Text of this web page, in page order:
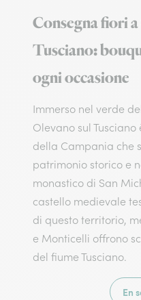
Consegna fiori
Tusciano:
ogni occasione
Immerso nel verde
Olevano sul
della Campania che
patrimonio storico e
monastico di San
castello medievale
di questo territorio,
e Monticelli offrono
del fiume Tusciano.
En